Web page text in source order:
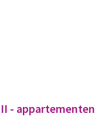
- appartementen